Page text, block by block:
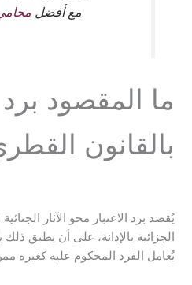
مع أفضل
ما المقصود برد
بالقانون
يُقصد برد الاعتبار محو الآثار
الجزائية بالإدانة، على أن يطبق
يُعامل الفرد المحكوم عليه كغيره